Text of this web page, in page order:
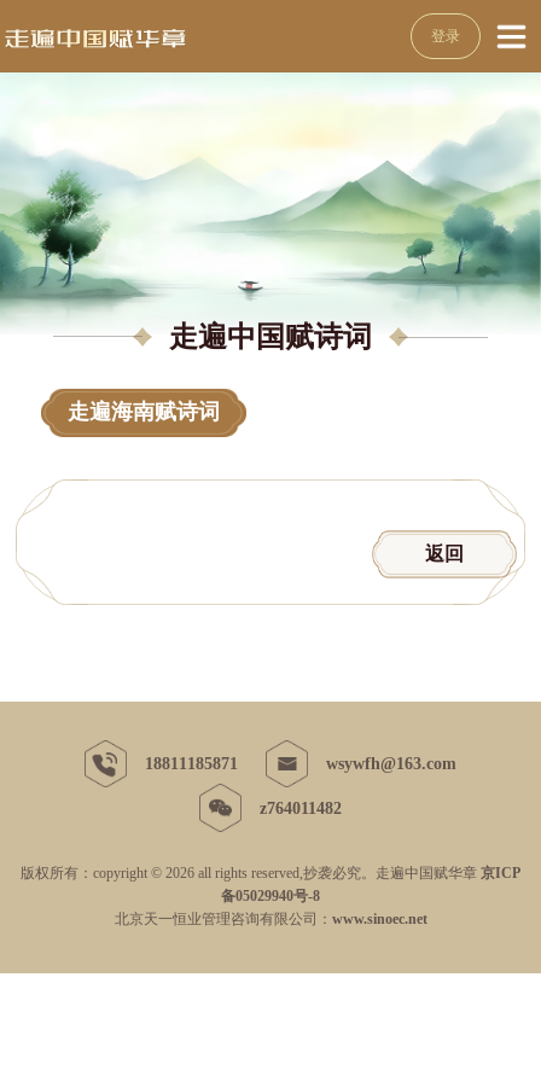
登录
走遍中国赋诗词
走遍海南赋诗词
返回
18811185871 wsywfh@163.com
z764011482
版权所有：copyright © 2026 all rights reserved,抄袭必究。走遍中国赋华章 京ICP
备05029940号-8
北京天一恒业管理咨询有限公司： www.sinoec.net